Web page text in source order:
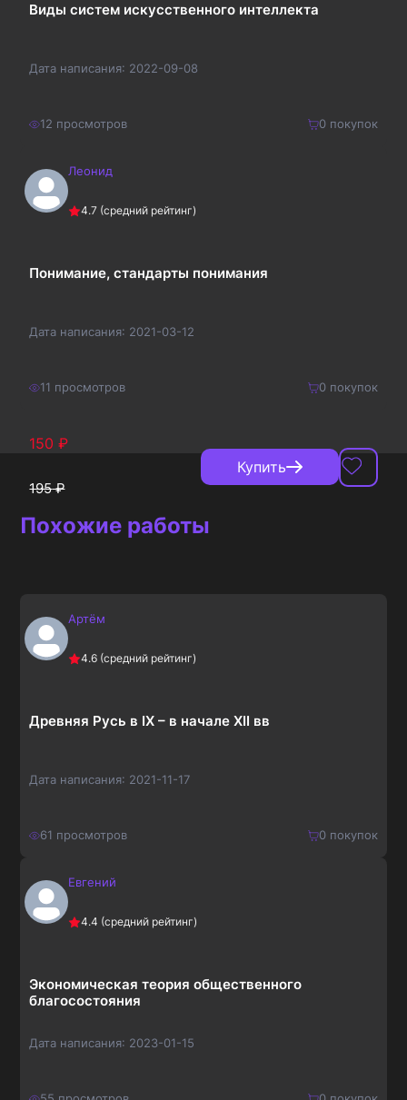
Виды систем искусственного интеллекта
Дата написания: 2022-09-08
12 просмотров 0покупок
200 ₽Леонид
4.7 (средний рейтинг)
Понимание, стандарты понимания
Дата написания: 2021-03-12
11 просмотров 0покупок
150 ₽
195₽
Купить
Похожие работы
Артём
4.6 (средний рейтинг)
Древняя Русь в IX – в начале XII вв
Дата написания: 2021-11-17
61 просмотров 0покупок
210₽Евгений
4.4 (средний рейтинг)
Экономическая теория общественного
благосостояния
Дата написания: 2023-01-15